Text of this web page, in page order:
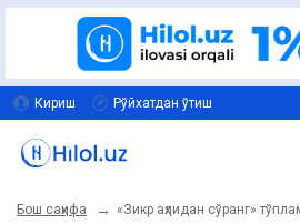
Кириш Рўйхатдан ўтиш
Бош саҳифа «Зикр аҳлидан сўранг»